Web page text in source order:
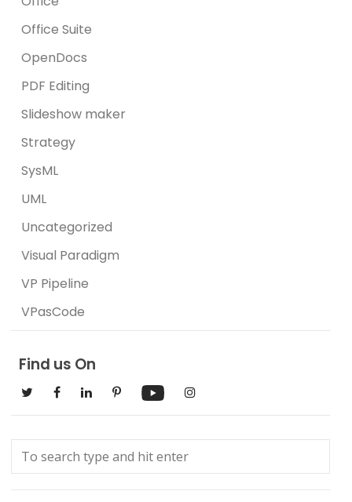
Office Suite
OpenDocs
PDF Editing
Slideshow maker
Strategy
SysML
UML
Uncategorized
Visual Paradigm
VP Pipeline
VPasCode
Find us On